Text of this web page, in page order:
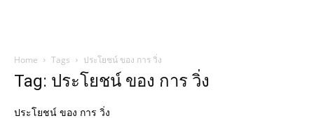
Home Tags ประโยชน์ ของ การ วิ่ง
Tag: ประโยชน์ ของ การ วิ่ง
ประโยชน์ ของ การ วิ่ง